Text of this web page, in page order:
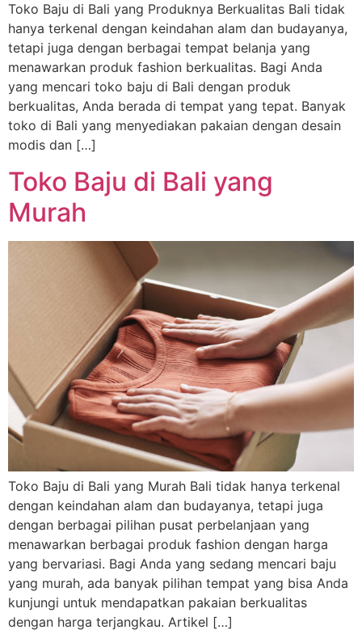
Toko Baju di Bali yang Produknya Berkualitas Bali tidak
hanya terkenal dengan keindahan alam dan budayanya,
tetapi juga dengan berbagai tempat belanja yang
menawarkan produk fashion berkualitas. Bagi Anda
yang mencari toko baju di Bali dengan produk
berkualitas, Anda berada di tempat yang tepat. Banyak
toko di Bali yang menyediakan pakaian dengan desain
modis dan […]
Toko Baju di Bali yang
Murah
Toko Baju di Bali yang Murah Bali tidak hanya terkenal
dengan keindahan alam dan budayanya, tetapi juga
dengan berbagai pilihan pusat perbelanjaan yang
menawarkan berbagai produk fashion dengan harga
yang bervariasi. Bagi Anda yang sedang mencari baju
yang murah, ada banyak pilihan tempat yang bisa Anda
kunjungi untuk mendapatkan pakaian berkualitas
dengan harga terjangkau. Artikel […]